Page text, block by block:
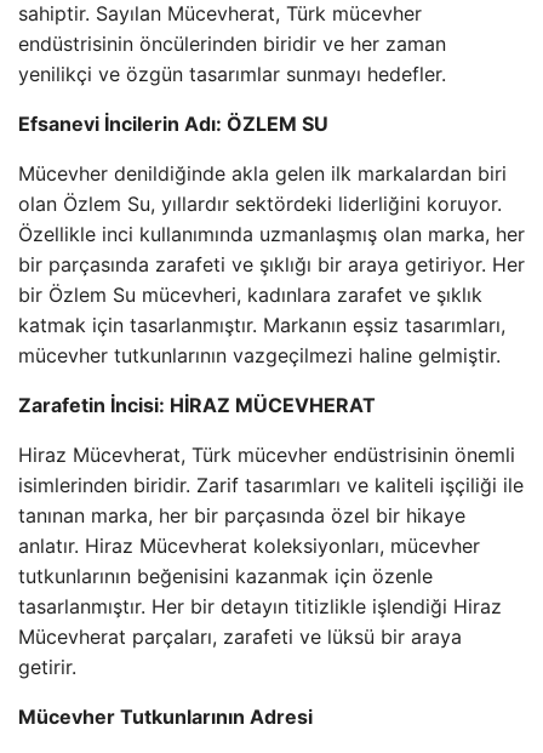
sahiptir. Sayılan Mücevherat, Türk mücevher
endüstrisinin öncülerinden biridir ve her zaman
yenilikçi ve özgün tasarımlar sunmayı hedefler.
Efsanevi İncilerin Adı: ÖZLEM SU
Mücevher denildiğinde akla gelen ilk markalardan biri
olan Özlem Su, yıllardır sektördeki liderliğini koruyor.
Özellikle inci kullanımında uzmanlaşmış olan marka, her
bir parçasında zarafeti ve şıklığı bir araya getiriyor. Her
bir Özlem Su mücevheri, kadınlara zarafet ve şıklık
katmak için tasarlanmıştır. Markanın eşsiz tasarımları,
mücevher tutkunlarının vazgeçilmezi haline gelmiştir.
Zarafetin İncisi: HİRAZ MÜCEVHERAT
Hiraz Mücevherat, Türk mücevher endüstrisinin önemli
isimlerinden biridir. Zarif tasarımları ve kaliteli işçiliği ile
tanınan marka, her bir parçasında özel bir hikaye
anlatır. Hiraz Mücevherat koleksiyonları, mücevher
tutkunlarının beğenisini kazanmak için özenle
tasarlanmıştır. Her bir detayın titizlikle işlendiği Hiraz
Mücevherat parçaları, zarafeti ve lüksü bir araya
getirir.
Mücevher Tutkunlarının Adresi